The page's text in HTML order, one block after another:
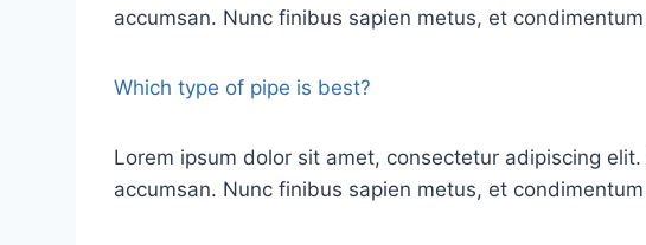
accumsan. Nunc finibus sapien metus, et
Which type of pipe is best?
Lorem ipsum dolor sit amet, consectetur adipiscing
accumsan. Nunc finibus sapien metus, et